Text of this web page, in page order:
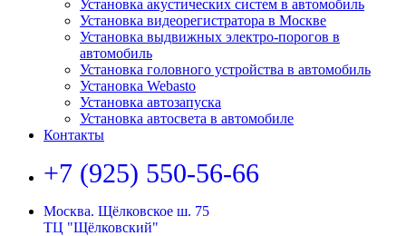
Установка акустических систем в автомобиль
Установка видеорегистратора в Москве
Установка выдвижных электро-порогов в
автомобиль
Установка головного устройства в автомобиль
Установка Webasto
Установка автозапуска
Установка автосвета в автомобиле
Контакты
+7 (925) 550-56-66
Москва. Щёлковское ш. 75
ТЦ "Щёлковский"